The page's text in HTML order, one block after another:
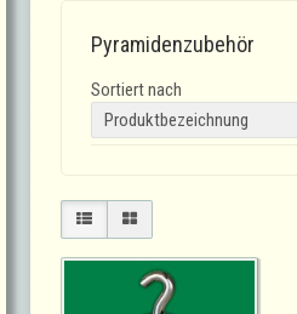
Pyramidenzubehör
Sortiert nach